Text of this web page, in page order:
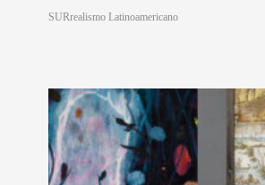
SURrealismo Latinoamericano